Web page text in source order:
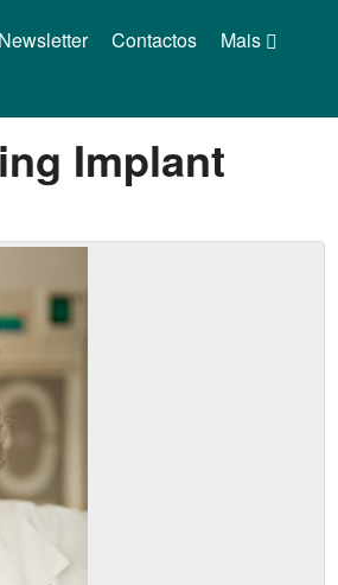
Mais
Newsletter Contactos
Implant